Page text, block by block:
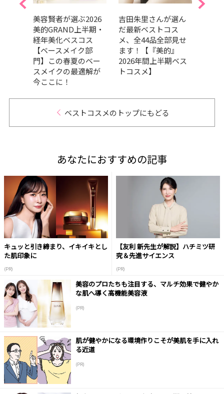
美容賢者が選ぶ2026
美的GRAND上半期・
経年美化ベスコス
【ベースメイク部
門】この春夏のベー
スメイクの最適解が
今ここに！
吉田朱里さんが選ん
だ最新ベストコス
メ、全44品全部見せ
ます！【『美的』
2026年間上半期ベス
トコスメ】
ベストコスメのトップにもどる
あなたにおすすめの記事
キュッと引き締まり、イキイキとし
た肌印象に
(PR)
【友利 新先生が解説】ハチミツ研
究＆先進サイエンス
(PR)
美容のプロたちも注目する、マルチ効果で健やか
な肌へ導く高機能美容液
(PR)
肌が健やかになる環境作りこそが美肌を手に入れ
る近道
(PR)